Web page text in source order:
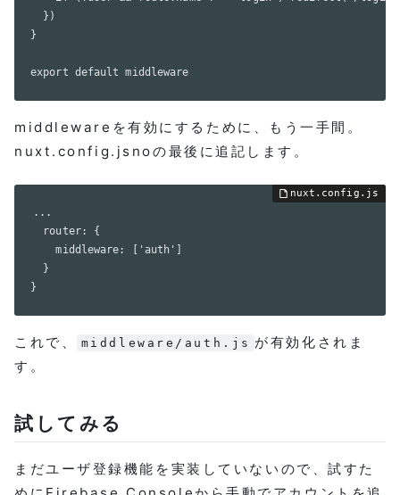
  })
}
export default middleware
middlewareを有効にするために、もう一手間。
nuxt.config.jsnoの最後に追記します。
...
  router: {
    middleware: ['auth']
  }
}
これで、 middleware/auth.js が有効化されま
す。
試してみる
まだユーザ登録機能を実装していないので、試すた